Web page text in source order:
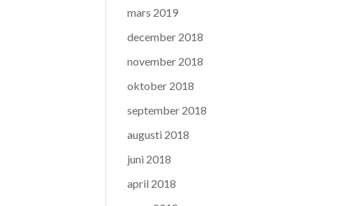
mars 2019
december 2018
november 2018
oktober 2018
september 2018
augusti 2018
juni 2018
april 2018